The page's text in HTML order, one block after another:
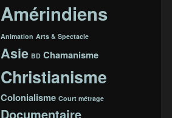
Amérindiens
Animation Arts & Spectacle
Asie BD Chamanisme
Christianisme
Colonialisme Court métrage
Documentaire